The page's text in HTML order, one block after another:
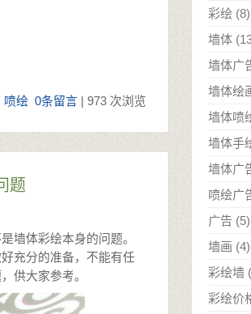
喷绘 0条留言 | 973 次浏览
题
墙体彩绘本身的问题。
充分的准备，不能有任
供大家参考。
彩绘 (8)
墙体
墙体广
墙体绘
墙体喷
墙体手
墙体广
喷绘广
广告 (5)
墙画 (4)
彩绘墙
彩绘价